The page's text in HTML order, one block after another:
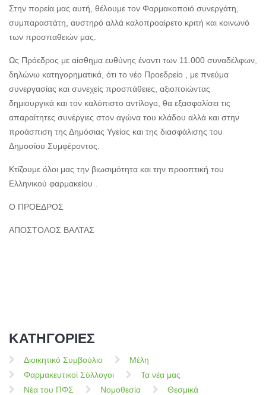
Στην πορεία μας αυτή, θέλουμε τον Φαρμακοποιό συνεργάτη,
συμπαραστάτη, αυστηρό αλλά καλοπροαίρετο κριτή και κοινωνό
των προσπαθειών μας.
Ως Πρόεδρος με αίσθημα ευθύνης έναντι των 11.000 συναδέλφων,
δηλώνω κατηγορηματικά, ότι το νέο Προεδρείο , με πνεύμα
συνεργασίας και συνεχείς προσπάθειες, αξιοποιώντας
δημιουργικά και τον καλόπιστο αντίλογο, θα εξασφαλίσει τις
απαραίτητες συνέργιες στον αγώνα του κλάδου αλλά και στην
προάσπιση της Δημόσιας Υγείας και της διασφάλισης του
Δημοσίου Συμφέροντος.
Κτίζουμε όλοι μας την βιωσιμότητα και την προοπτική του
Ελληνικού φαρμακείου .
Ο ΠΡΟΕΔΡΟΣ
ΑΠΟΣΤΟΛΟΣ ΒΑΛΤΑΣ
ΚΑΤΗΓΟΡΙΕΣ
Διοικητικό Συμβούλιο
Μέλη
Φαρμακευτικοί Σύλλογοι
Τα νέα μας
Νέα του ΠΦΣ
Νομοθεσία
Θεσμικά